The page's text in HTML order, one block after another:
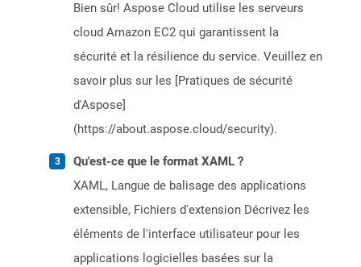
Bien sûr! Aspose Cloud utilise les serveurs
cloud Amazon EC2 qui garantissent la
sécurité et la résilience du service. Veuillez en
savoir plus sur les [Pratiques de sécurité
d'Aspose]
(https://about.aspose.cloud/security).
Qu'est-ce que le format XAML ?
XAML, Langue de balisage des applications
extensible, Fichiers d'extension Décrivez les
éléments de l'interface utilisateur pour les
applications logicielles basées sur la